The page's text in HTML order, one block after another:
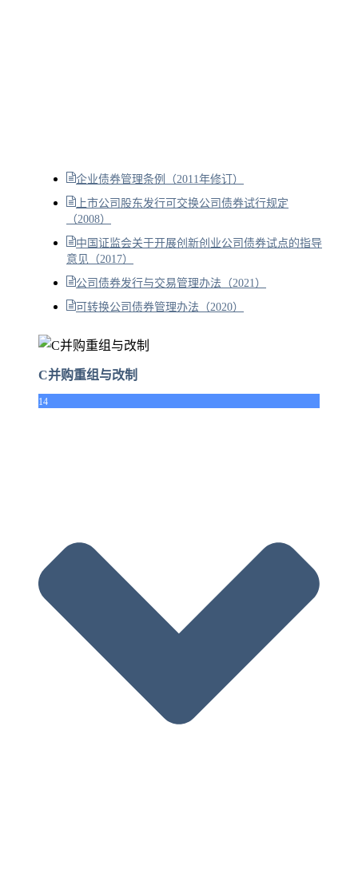
企业债券管理条例（2011年修订）
上市公司股东发行可交换公司债券试行规定
（2008）
中国证监会关于开展创新创业公司债券试点的指导
意见（2017）
公司债券发行与交易管理办法（2021）
可转换公司债券管理办法（2020）
C并购重组与改制
14